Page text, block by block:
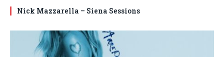
Nick Mazzarella – Siena Sessions